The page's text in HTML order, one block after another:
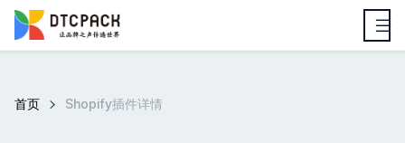
首页 Shopify插件详情